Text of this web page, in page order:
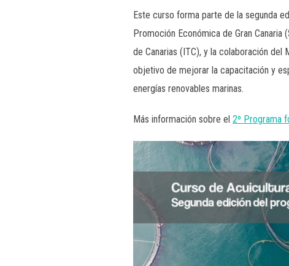
Este curso forma parte de la segunda
Promoción Económica de Gran Canaria
de Canarias (ITC), y la colaboración del
objetivo de mejorar la capacitación y
energías renovables marinas.
Más información sobre el 2º Programa